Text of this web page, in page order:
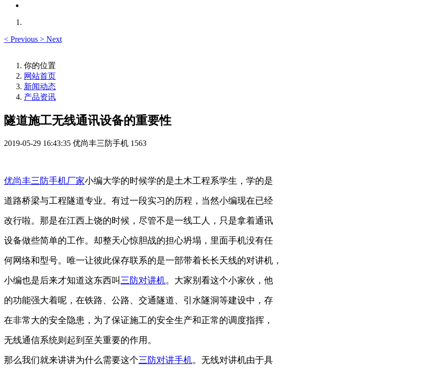
< Previous > Next
你的位置
网站首页
新闻动态
产品资讯
隧道施工无线通讯设备的重要性
2019-05-29 16:43:35 优尚丰三防手机 1563
优尚丰三防手机厂家小编大学的时候学的是土木工程系学生，学的是
道路桥梁与工程隧道专业。有过一段实习的历程，当然小编现在已经
改行啦。那是在江西上饶的时候，尽管不是一线工人，只是拿着通讯
设备做些简单的工作。却整天心惊胆战的担心坍塌，里面手机没有任
何网络和型号。唯一让彼此保存联系的是一部带着长长天线的对讲机，
小编也是后来才知道这东西叫三防对讲机。大家别看这个小家伙，他
的功能强大着呢，在铁路、公路、交通隧道、引水隧洞等建设中，存
在非常大的安全隐患，为了保证施工的安全生产和正常的调度指挥，
无线通信系统则起到至关重要的作用。
那么我们就来讲讲为什么需要这个三防对讲手机。无线对讲机由于具